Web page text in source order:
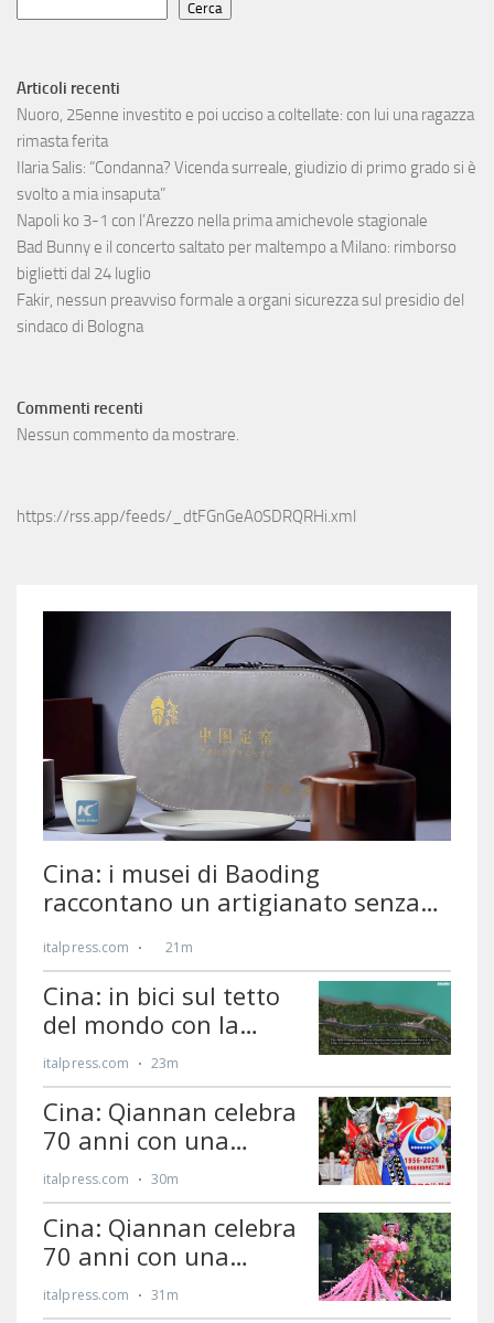
Cerca
Articoli recenti
Nuoro, 25enne investito e poi ucciso a coltellate: con lui una ragazza
rimasta ferita
Ilaria Salis: “Condanna? Vicenda surreale, giudizio di primo grado si è
svolto a mia insaputa”
Napoli ko 3-1 con l’Arezzo nella prima amichevole stagionale
Bad Bunny e il concerto saltato per maltempo a Milano: rimborso
biglietti dal 24 luglio
Fakir, nessun preavviso formale a organi sicurezza sul presidio del
sindaco di Bologna
Commenti recenti
Nessun commento da mostrare.
https://rss.app/feeds/_dtFGnGeA0SDRQRHi.xml